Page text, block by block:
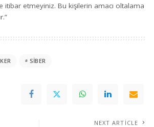
itibar etmeyiniz. Bu kişilerin amacı oltalama
SIBER
NEXT ARTICLE